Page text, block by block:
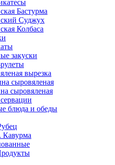
Бастурма
Суджух
Колбаса
закуски
вырезка
сыровяленая
сыровяленая
блюда и обеды
Кавурма